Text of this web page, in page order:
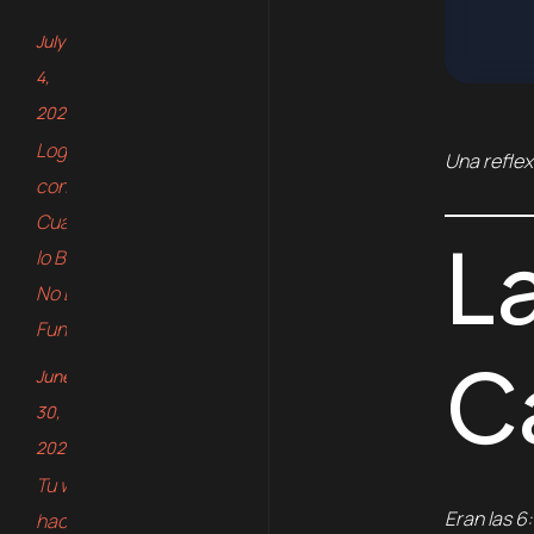
Una
Eran las
Logos
con IA:
Cuando
lo Bello
No Es lo
Funcional
July
4,
2026
Tu web no
hace magia:
June
30,
2026